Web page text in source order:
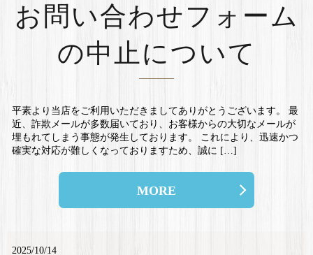
お問い合わせフォーム
の中止について
平素より当店をご利用いただきましてありがとうございます。 最
近、詐欺メールが多数届いており、お客様からの大切なメールが
埋もれてしまう事態が発生しております。 これにより、迅速かつ
確実な対応が難しくなっておりますため、誠に […]
MORE
2025/10/14